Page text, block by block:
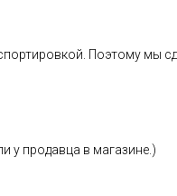
Поэтому мы
у продавца в магазине.)